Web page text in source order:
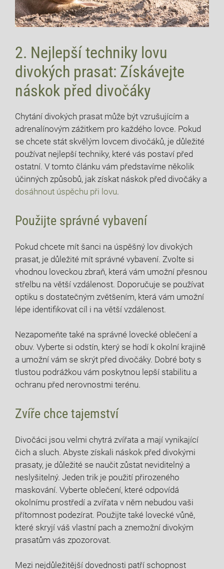
2. Nejlepší techniky lovu
divokých prasat: Získávejte
náskok před divočáky
Chytání divokých prasat může být vzrušujícím a
adrenalínovým zážitkem pro každého lovce. Pokud‌
se​ chcete stát‍ skvělým lovcem ⁢divočáků, je důležité
používat nejlepší techniky, které vás postaví před
ostatní. V tomto⁣ článku vám ‌představíme několik
účinných způsobů, jak získat náskok před divočáky a
dosáhnout úspěchu ⁣při lovu.
Použijte správné vybavení
Pokud ⁤chcete mít šanci ⁤na úspěšný lov divokých
prasat, je důležité⁢ mít správné vybavení. Zvolte si
⁣vhodnou loveckou zbraň, která vám⁣ umožní přesnou
střelbu na větší vzdálenost. ​Doporučuje se ⁤používat
optiku ‌s dostatečným zvětšením,⁣ která vám umožní
lépe identifikovat cíl i na‍ větší vzdálenost.
Nezapomeňte také na​ správné lovecké oblečení a
obuv. Vyberte si⁢ odstín, který se hodí k okolní krajině‍
a umožní vám se skrýt⁣ před divočáky. Dobré boty s
tlustou podrážkou vám‌ poskytnou⁣ lepší stabilitu a
ochranu před nerovnostmi terénu.
Zvíře chce​ tajemství
Divočáci‍ jsou velmi​ chytrá zvířata ⁢a ‌mají vynikající ​
čich ⁣a sluch.⁤ Abyste ⁤získali náskok před divokými ​
prasaty, je důležité se naučit zůstat neviditelný a
neslyšitelný. Jeden trik je použití přirozeného
‌maskování. Vyberte​ oblečení, které odpovídá
okolnímu prostředí​ a zvířata v ⁢něm ​nebudou vaši
přítomnost‍ podezírat. ‍Použijte také lovecké vůně,
které skryjí ​váš vlastní‌ pach a znemožní divokým
prasatům vás zpozorovat.
Mezi nejdůležitější dovednosti patří schopnost